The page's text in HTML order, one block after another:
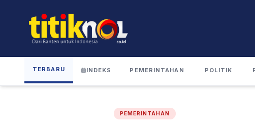
TERBARU INDEKS PEMERINTAHAN POLITIK
PEMERINTAHAN